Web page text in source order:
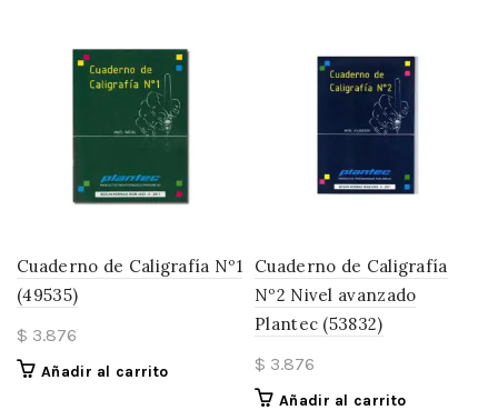
Cuaderno de Caligrafía Nº1
(49535)
$ 3.876
Añadir al carrito
Cuaderno de Caligrafía
Nº2 Nivel avanzado
Plantec (53832)
$ 3.876
Añadir al carrito